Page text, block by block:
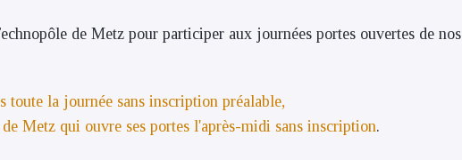
de Metz pour participer aux journées portes ouvertes de nos
toute la journée sans inscription préalable,
Metz qui ouvre ses portes l'après-midi sans inscription.